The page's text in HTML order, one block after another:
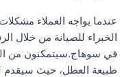
عندما يواجه العملاء
الخبراء للصيانة من خلال
في سوهاج.سيتمكنون من
طبيعة العطل، حيث سيقدم